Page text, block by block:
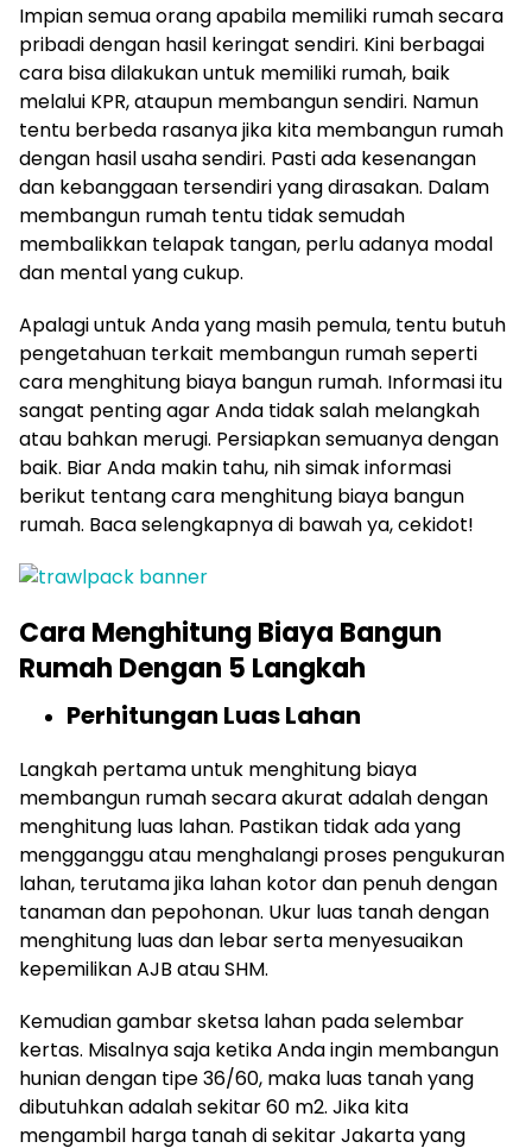
Impian semua orang apabila memiliki rumah secara
pribadi dengan hasil keringat sendiri. Kini berbagai
cara bisa dilakukan untuk memiliki rumah, baik
melalui KPR, ataupun membangun sendiri. Namun
tentu berbeda rasanya jika kita membangun rumah
dengan hasil usaha sendiri. Pasti ada kesenangan
dan kebanggaan tersendiri yang dirasakan. Dalam
membangun rumah tentu tidak semudah
membalikkan telapak tangan, perlu adanya modal
dan mental yang cukup.
Apalagi untuk Anda yang masih pemula, tentu butuh
pengetahuan terkait membangun rumah seperti
cara menghitung biaya bangun rumah. Informasi itu
sangat penting agar Anda tidak salah melangkah
atau bahkan merugi. Persiapkan semuanya dengan
baik. Biar Anda makin tahu, nih simak informasi
berikut tentang cara menghitung biaya bangun
rumah. Baca selengkapnya di bawah ya, cekidot!
Cara Menghitung Biaya Bangun
Rumah Dengan 5 Langkah
Perhitungan Luas Lahan
Langkah pertama untuk menghitung biaya
membangun rumah secara akurat adalah dengan
menghitung luas lahan. Pastikan tidak ada yang
mengganggu atau menghalangi proses pengukuran
lahan, terutama jika lahan kotor dan penuh dengan
tanaman dan pepohonan. Ukur luas tanah dengan
menghitung luas dan lebar serta menyesuaikan
kepemilikan AJB atau SHM.
Kemudian gambar sketsa lahan pada selembar
kertas. Misalnya saja ketika Anda ingin membangun
hunian dengan tipe 36/60, maka luas tanah yang
dibutuhkan adalah sekitar 60 m2. Jika kita
mengambil harga tanah di sekitar Jakarta yang